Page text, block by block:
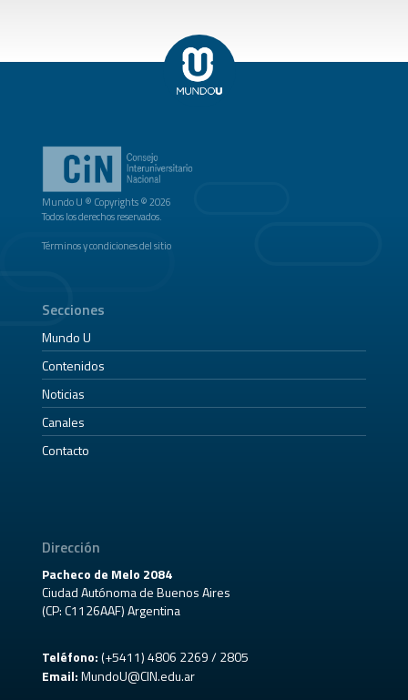
Mundo U ® Copyrights © 2026
Todos los derechos reservados.
Términos y condiciones del sitio
Secciones
Mundo U
Contenidos
Noticias
Canales
Contacto
Dirección
Pacheco de Melo 2084
Ciudad Autónoma de Buenos Aires
(CP: C1126AAF) Argentina
Teléfono:(+5411) 4806 2269 / 2805
Email: MundoU@CIN.edu.ar